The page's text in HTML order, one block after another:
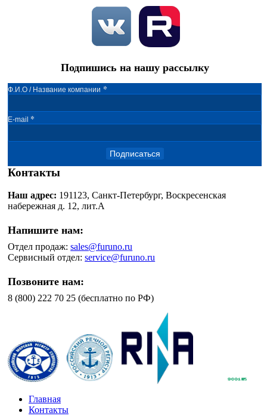
Подпишись на нашу рассылку
Ф.И.О / Название компании *
E-mail *
Подписаться
Контакты
Наш адрес: 191123, Санкт-Петербург, Воскресенская
набережная д. 12, лит.А
Напишите нам:
Отдел продаж:sales@furuno.ru
Сервисный отдел:service@furuno.ru
Позвоните нам:
8 (800) 222 70 25 (бесплатно по РФ)
Главная
Контакты